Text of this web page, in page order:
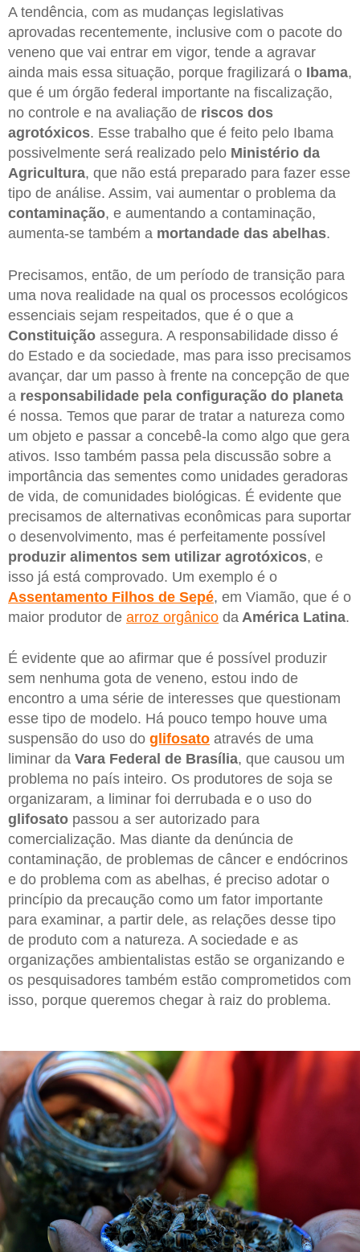
A tendência, com as mudanças legislativas
aprovadas recentemente, inclusive com o pacote do
veneno que vai entrar em vigor, tende a agravar
ainda mais essa situação, porque fragilizará o Ibama,
que é um órgão federal importante na fiscalização,
no controle e na avaliação de riscos dos
agrotóxicos. Esse trabalho que é feito pelo Ibama
possivelmente será realizado pelo Ministério da
Agricultura, que não está preparado para fazer esse
tipo de análise. Assim, vai aumentar o problema da
contaminação, e aumentando a contaminação,
aumenta-se também a mortandade das abelhas.
Precisamos, então, de um período de transição para
uma nova realidade na qual os processos ecológicos
essenciais sejam respeitados, que é o que a
Constituição assegura. A responsabilidade disso é
do Estado e da sociedade, mas para isso precisamos
avançar, dar um passo à frente na concepção de que
a responsabilidade pela configuração do planeta
é nossa. Temos que parar de tratar a natureza como
um objeto e passar a concebê-la como algo que gera
ativos. Isso também passa pela discussão sobre a
importância das sementes como unidades geradoras
de vida, de comunidades biológicas. É evidente que
precisamos de alternativas econômicas para suportar
o desenvolvimento, mas é perfeitamente possível
produzir alimentos sem utilizar agrotóxicos, e
isso já está comprovado. Um exemplo é o
Assentamento Filhos de Sepé, em Viamão, que é o
maior produtor de arroz orgânico da América Latina.
É evidente que ao afirmar que é possível produzir
sem nenhuma gota de veneno, estou indo de
encontro a uma série de interesses que questionam
esse tipo de modelo. Há pouco tempo houve uma
suspensão do uso do glifosato através de uma
liminar da Vara Federal de Brasília, que causou um
problema no país inteiro. Os produtores de soja se
organizaram, a liminar foi derrubada e o uso do
glifosato passou a ser autorizado para
comercialização. Mas diante da denúncia de
contaminação, de problemas de câncer e endócrinos
e do problema com as abelhas, é preciso adotar o
princípio da precaução como um fator importante
para examinar, a partir dele, as relações desse tipo
de produto com a natureza. A sociedade e as
organizações ambientalistas estão se organizando e
os pesquisadores também estão comprometidos com
isso, porque queremos chegar à raiz do problema.